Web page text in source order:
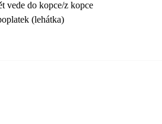
vede do kopce/z kopce
(lehátka)